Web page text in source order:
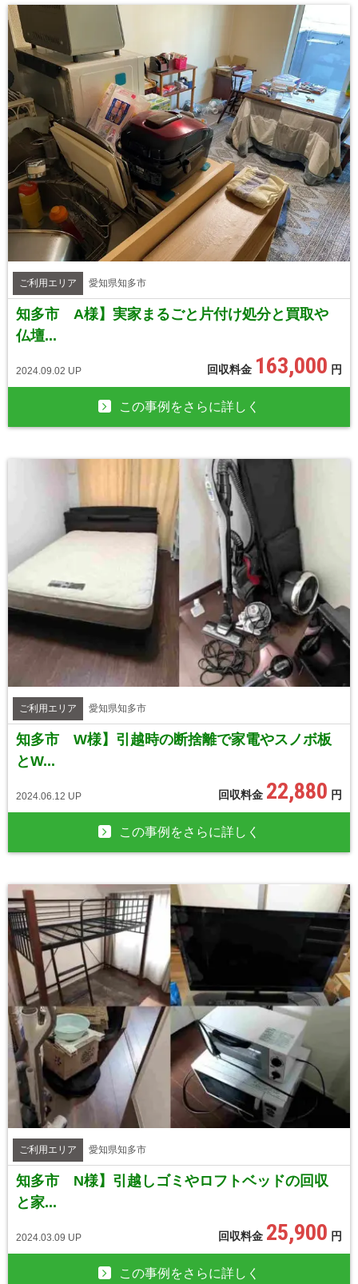
ご利用エリア 愛知県知多市
知多市 A様】実家まるごと片付け処分と買取や
仏壇...
2024.09.02 UP 回収料金 163,000 円
この事例をさらに詳しく
ご利用エリア 愛知県知多市
知多市 W様】引越時の断捨離で家電やスノボ板
とW...
2024.06.12 UP 回収料金 22,880 円
この事例をさらに詳しく
ご利用エリア 愛知県知多市
知多市 N様】引越しゴミやロフトベッドの回収
と家...
2024.03.09 UP 回収料金 25,900 円
この事例をさらに詳しく